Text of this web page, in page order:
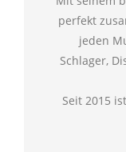
perfekt
jeden
Schlager,
Seit 2015